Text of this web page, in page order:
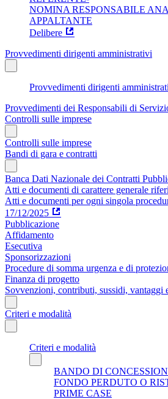
NOMINA RESPONSABILE
APPALTANTE
Delibere
Provvedimenti dirigenti amministrativi
Provvedimenti dirigenti
Provvedimenti dei Responsabili di
Controlli sulle imprese
Controlli sulle imprese
Bandi di gara e contratti
Banca Dati Nazionale dei Contratti
Atti e documenti di carattere generale
Atti e documenti per ogni singola
17/12/2025
Pubblicazione
Affidamento
Esecutiva
Sponsorizzazioni
Procedure di somma urgenza e di
Finanza di progetto
Sovvenzioni, contributi, sussidi, vantaggi
Criteri e modalità
Criteri e modalità
BANDO DI
FONDO PERDUTO O
PRIME CASE